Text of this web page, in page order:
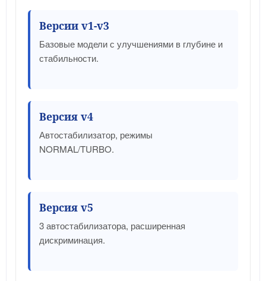
Версии v1-v3
Базовые модели с улучшениями в глубине и
стабильности.
Версия v4
Автостабилизатор, режимы
NORMAL/TURBO.
Версия v5
3 автостабилизатора, расширенная
дискриминация.